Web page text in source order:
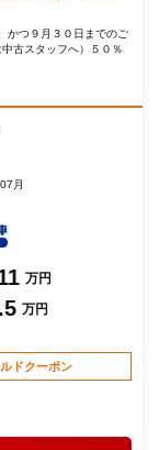
つ９月３０日までのご
古スタッフへ）５０％
月
万円
万円
ドクーポン